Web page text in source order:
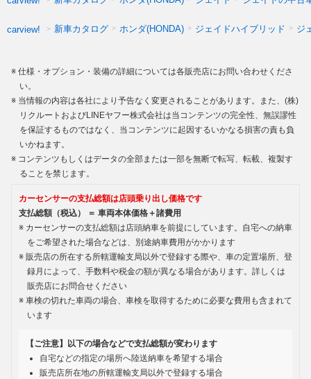
carview! 新車カタログ ホンダ(HONDA) ジェイドハイブリッド ジ
仕様・オプション・装備の詳細については各販売店にお問い合わせくださ
い。
当情報の内容は各社により予告なく変更されることがあります。また、(株)
リクルートおよびLINEヤフー株式会社は当コンテンツの完全性、無誤謬性
を保証するものではなく、当コンテンツに起因するいかなる損害の責も負
いかねます。
コンテンツもしくはデータの全部または一部を無断で転写、転載、複製す
ることを禁じます。
カーセンサーの支払総額は店頭乗り出し価格です
支払総額（税込） ＝ 車両本体価格＋諸費用
カーセンサーの支払総額は店頭納車を前提にしています。自宅への納車
をご希望された場合などは、別途納車費用がかかります
販売店の所在する所轄運輸支局以外で登録する際や、車の定置場所、登
録月によって、手数料や税金の額が異なる場合があります。詳しくは
販売店にお問合せください
車検の切れた車両の場合、車検を取得するために必要な費用も含まれて
います
【ご注意】以下の場合などで支払総額が変わります
自宅などの指定の場所へ陸送納車を希望する場合
販売店所在地の所轄運輸支局以外で登録する場合